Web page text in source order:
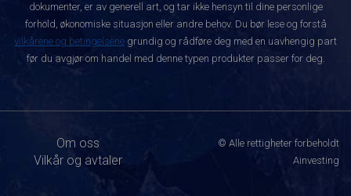
dokumenter, er av generell art, og tar ikke hensyn til dine personlige
forhold, økonomiske situasjon eller andre behov. Du bør lese og forstå
vilkårene og betingelsene grundig og rådføre deg med en uavhengig part
før du avgjør om handel med denne typen produkter passer for deg.
Om oss
Vilkår og avtaler
© Alle rettigheter forbeholdt
Ainvesting